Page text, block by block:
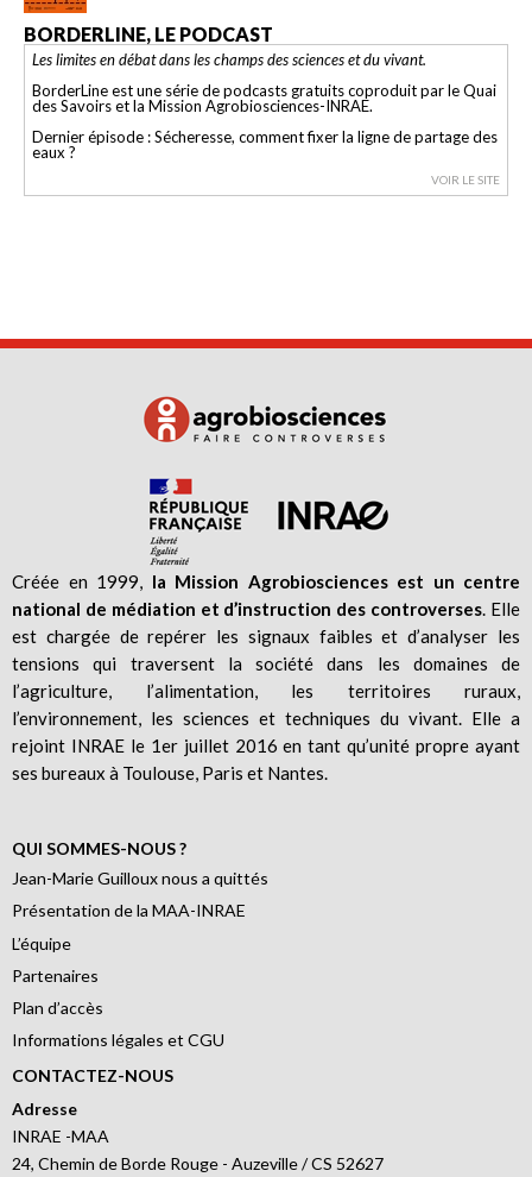
BORDERLINE, LE PODCAST
Les limites en débat dans les champs des sciences et du vivant.
BorderLine est une série de podcasts gratuits coproduit par le Quai
des Savoirs et la Mission Agrobiosciences-INRAE.
Dernier épisode : Sécheresse, comment fixer la ligne de partage des
eaux ?
VOIR LE SITE
Créée en 1999, la Mission Agrobiosciences est un centre
national de médiation et d’instruction des controverses. Elle
est chargée de repérer les signaux faibles et d’analyser les
tensions qui traversent la société dans les domaines de
l’agriculture, l’alimentation, les territoires ruraux,
l’environnement, les sciences et techniques du vivant. Elle a
rejoint INRAE le 1er juillet 2016 en tant qu’unité propre ayant
ses bureaux à Toulouse, Paris et Nantes.
QUI SOMMES-NOUS ?
Jean-Marie Guilloux nous a quittés
Présentation de la MAA-INRAE
L’équipe
Partenaires
Plan d’accès
Informations légales et CGU
CONTACTEZ-NOUS
Adresse
INRAE -MAA
24, Chemin de Borde Rouge - Auzeville / CS 52627